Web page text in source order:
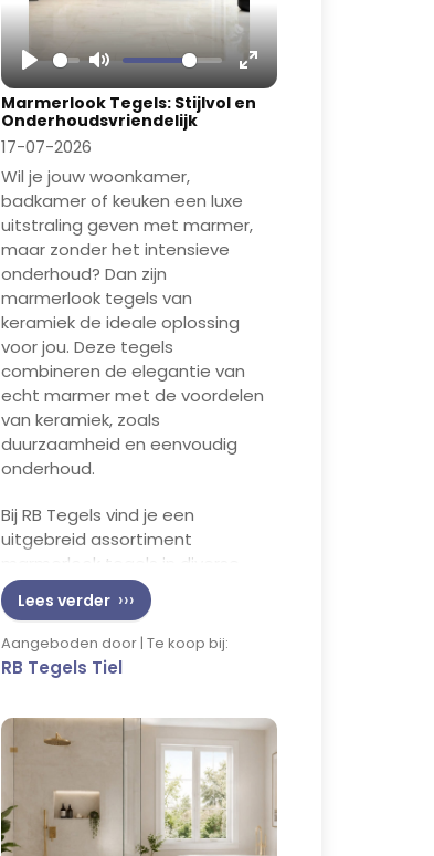
Play Mute
Enter
fullscreen
Marmerlook Tegels: Stijlvol en
Onderhoudsvriendelijk
17-07-2026
Wil je jouw woonkamer,
badkamer of keuken een luxe
uitstraling geven met marmer,
maar zonder het intensieve
onderhoud? Dan zijn
marmerlook tegels van
keramiek de ideale oplossing
voor jou. Deze tegels
combineren de elegantie van
echt marmer met de voordelen
van keramiek, zoals
duurzaamheid en eenvoudig
onderhoud.
Bij RB Tegels vind je een
uitgebreid assortiment
marmerlook tegels in diverse
maten en kleuren. Kom langs in
onze showroom en laat je
inspireren door de
mogelijkheden voor jouw
interieur!
Lees verder
Aangeboden door | Te koop bij:
RB Tegels Tiel